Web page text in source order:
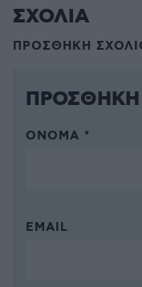
ΣΧΟΛΙΑ
ΠΡΟΣΘΗΚΗ
ΠΡΟΣΘΗΚΗ
ΌΝΟΜΑ *
EMAIL